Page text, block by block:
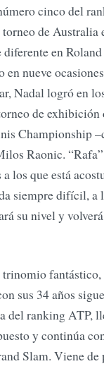
cinco del
de Australia
en
nueve
Nadal logró en
de
Championship
Raonic.
a los que está
siempre difícil, a
su nivel y
fantástico,
sus 34 años
del ranking ATP,
y continúa
Slam. Viene de